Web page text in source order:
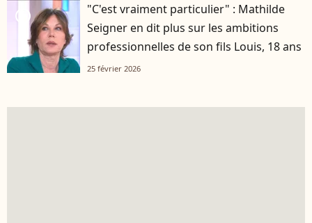
player2
"C'est vraiment particulier" : Mathilde
Seigner en dit plus sur les ambitions
professionnelles de son fils Louis, 18 ans
25 février 2026